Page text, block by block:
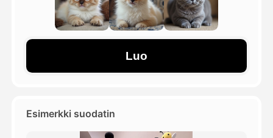
Blogi
Luo
Esimerkki suodatin